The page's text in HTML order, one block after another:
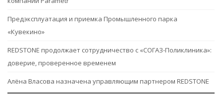
Предэксплуатация и приемка Промышленного парка
«Кувекино»
REDSTONE продолжает сотрудничество с «СОГАЗ-Поликлиника»:
доверие, проверенное временем
Алёна Власова назначена управляющим партнером REDSTONE